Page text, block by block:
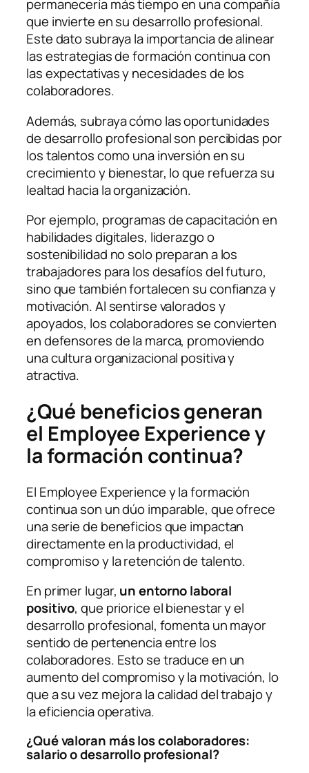
permanecería más tiempo en una compañía
que invierte en su desarrollo profesional.
Este dato subraya la importancia de alinear
las estrategias de formación continua con
las expectativas y necesidades de los
colaboradores.
Además, subraya cómo las oportunidades
de desarrollo profesional son percibidas por
los talentos como una inversión en su
crecimiento y bienestar, lo que refuerza su
lealtad hacia la organización.
Por ejemplo, programas de capacitación en
habilidades digitales, liderazgo o
sostenibilidad no solo preparan a los
trabajadores para los desafíos del futuro,
sino que también fortalecen su confianza y
motivación. Al sentirse valorados y
apoyados, los colaboradores seconvierten
en defensores de la marca, promoviendo
una cultura organizacional positiva y
atractiva.
¿Qué beneficios generan
el Employee Experience y
la formación continua?
El Employee Experience y la formación
continua son un dúo imparable, que ofrece
una serie de beneficios que impactan
directamente en la productividad, el
compromiso y la retención de talento.
En primer lugar, un entorno laboral
positivo, que priorice el bienestar y el
desarrollo profesional, fomenta un mayor
sentido de pertenencia entre los
colaboradores. Esto se traduce en un
aumento del compromiso y la motivación, lo
que a su vez mejora la calidad del trabajo y
la eficiencia operativa.
¿Qué valoran más los colaboradores:
salario o desarrollo profesional?